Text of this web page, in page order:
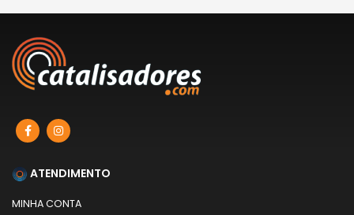
ATENDIMENTO
MINHA CONTA